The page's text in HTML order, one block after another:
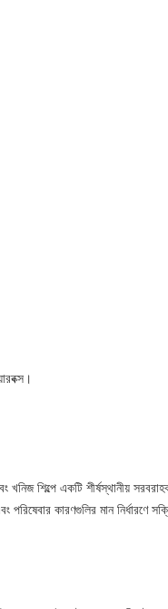
খনিজ শিল্পে একটি শীর্ষস্থানীয়
কারণগুলির মান নির্ধারণে